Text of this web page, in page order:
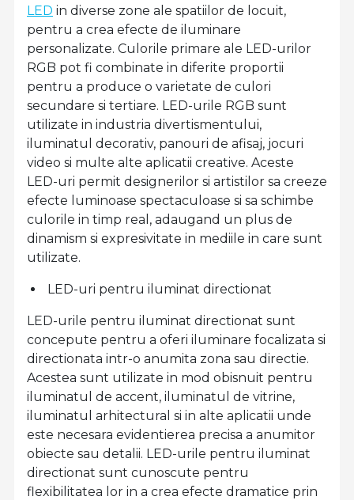
LED in diverse zone ale spatiilor de locuit,
pentru a crea efecte de iluminare
personalizate. Culorile primare ale LED-urilor
RGB pot fi combinate in diferite proportii
pentru a produce o varietate de culori
secundare si tertiare. LED-urile RGB sunt
utilizate in industria divertismentului,
iluminatul decorativ, panouri de afisaj, jocuri
video si multe alte aplicatii creative. Aceste
LED-uri permit designerilor si artistilor sa creeze
efecte luminoase spectaculoase si sa schimbe
culorile in timp real, adaugand un plus de
dinamism si expresivitate in mediile in care sunt
utilizate.
LED-uri pentru iluminat directionat
LED-urile pentru iluminat directionat sunt
concepute pentru a oferi iluminare focalizata si
directionata intr-o anumita zona sau directie.
Acestea sunt utilizate in mod obisnuit pentru
iluminatul de accent, iluminatul de vitrine,
iluminatul arhitectural si in alte aplicatii unde
este necesara evidentierea precisa a anumitor
obiecte sau detalii. LED-urile pentru iluminat
directionat sunt cunoscute pentru
flexibilitatea lor in a crea efecte dramatice prin